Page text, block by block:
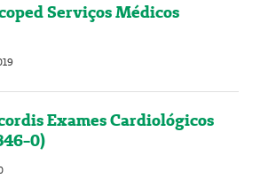
Serviços Médicos
Exames Cardiológicos
0)